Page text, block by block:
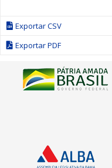
Exportar CSV
Exportar PDF